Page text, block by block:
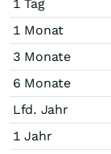
1 Tag
1 Monat
3 Monate
6 Monate
Lfd. Jahr
1 Jahr